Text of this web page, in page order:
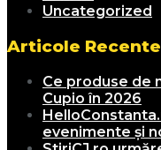
Uncategorized
Articole Recente
Ce produse de
Cupio în 2026
evenimente și